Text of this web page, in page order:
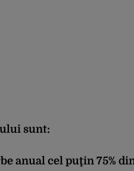
sunt:
anual cel puţin 75%